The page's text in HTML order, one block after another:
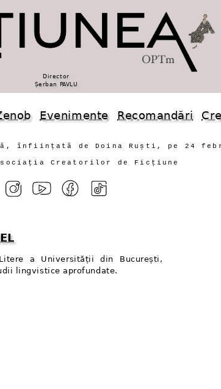
Director
Șerban PAVLU
Evenimente Recomandări
înființată de Doina Ruști, pe 24
Creatorilor de Ficțiune
a Universității din București,
lingvistice aprofundate.